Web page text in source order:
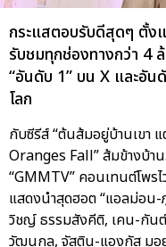
กระแสตอบรับดีสุดๆ ตั้ง
รับชมทุกช่องทางกว่า 4
“อันดับ 1” บน X และอัน
โลก
กับซีรีส์ “ต้นส้มอยู่บ้านเขา
Oranges Fall” ส้มข้างบ้า
“GMMTV” คอนเทนต์โพร
แสดงนำสุดฮอต “แอลม่อน
วิชญ์ ธรรมสังคีติ, เคน-กัน
วัฒนกุล, จัสติน-แองกัส ม